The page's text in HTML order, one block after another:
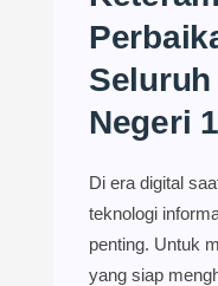
Seluruh
Negeri
Di era digital
teknologi
penting. Untuk
yang siap